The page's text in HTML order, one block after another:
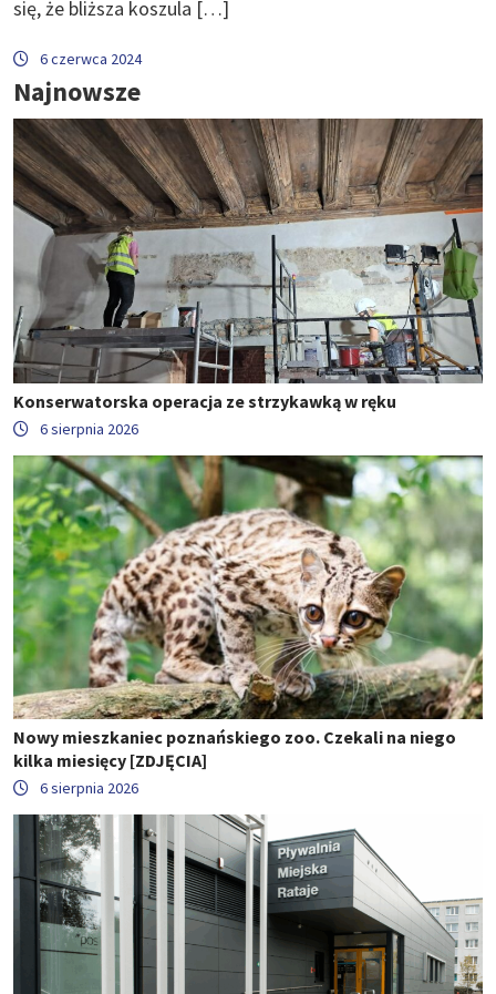
się, że bliższa koszula […]
6 czerwca 2024
Najnowsze
Konserwatorska operacja ze strzykawką w ręku
6 sierpnia 2026
Nowy mieszkaniec poznańskiego zoo. Czekali na niego
kilka miesięcy [ZDJĘCIA]
6 sierpnia 2026